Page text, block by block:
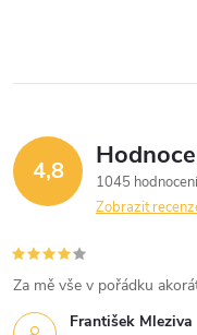
4,8
1045
Zobrazit
František Mleziva
Za mě vše v pořádku